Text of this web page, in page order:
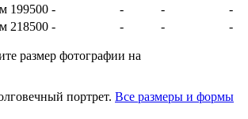
199500 - - -
-
218500 - - - -
размер фотографии на
портрет. Все размеры и формы